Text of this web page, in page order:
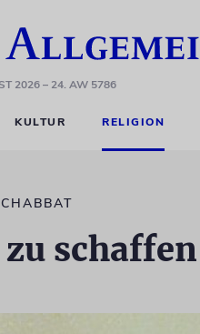
2026– 24. AW 5786
KULTUR RELIGION
schaffen